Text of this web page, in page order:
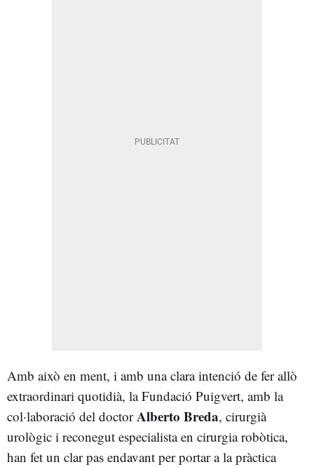
Amb això en ment, i amb una clara intenció de fer allò
extraordinari quotidià, la Fundació Puigvert, amb la
col·laboració del doctorAlberto Breda, cirurgià
urològic i reconegut especialista en cirurgia robòtica,
han fet un clar pas endavant per portar a la pràctica